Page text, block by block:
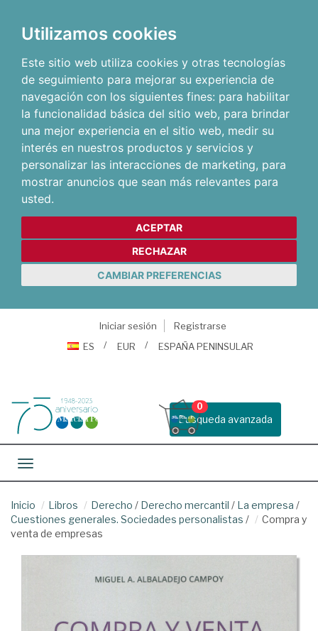
Utilizamos cookies
Este sitio web utiliza cookies y otras tecnologías
de seguimiento para mejorar su experiencia de
navegación con los siguientes fines: para habilitar
la funcionalidad básica del sitio web, para brindar
una mejor experiencia en el sitio web, medir su
interés en nuestros productos y servicios y
personalizar las interacciones de marketing, para
mostrar anuncios que sean más relevantes para
usted.
ACEPTAR
RECHAZAR
CAMBIAR PREFERENCIAS
Iniciar sesión
Registrarse
ES
EUR ESPAÑA PENINSULAR
Busqueda avanzada
0
Toggle navigation
Inicio Libros Derecho / Derecho mercantil / La empresa /
Cuestiones generales. Sociedades personalistas /
Compra y
venta de empresas